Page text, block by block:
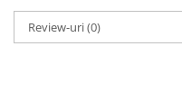
Cupe Outlet
Medalii Outlet
Review-uri(0)